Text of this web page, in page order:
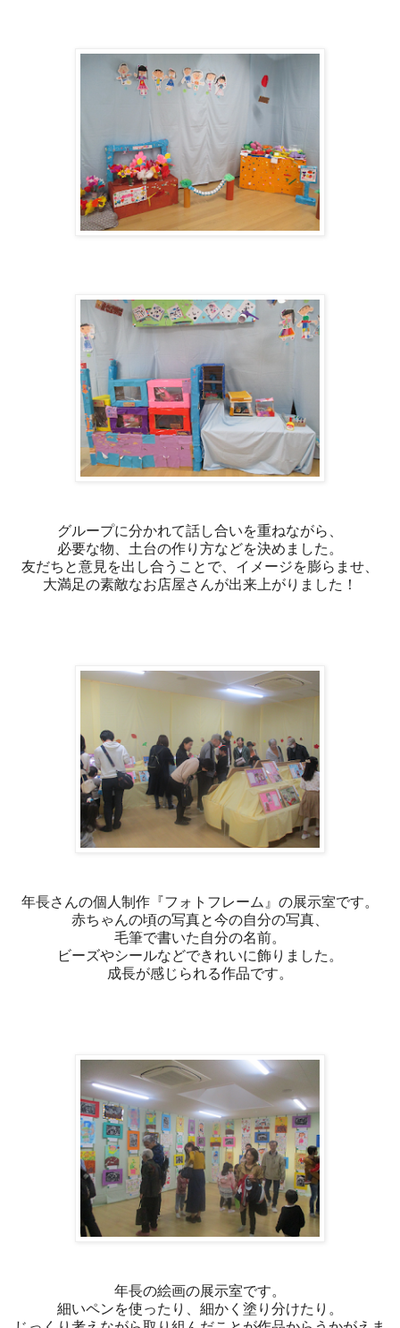
グループに分かれて話し合いを重ねながら、
必要な物、土台の作り方などを決めました。
友だちと意見を出し合うことで、イメージを膨らませ、
大満足の素敵なお店屋さんが出来上がりました！
年長さんの個人制作『フォトフレーム』の展示室です。
赤ちゃんの頃の写真と今の自分の写真、
毛筆で書いた自分の名前。
ビーズやシールなどできれいに飾りました。
成長が感じられる作品です。
年長の絵画の展示室です。
細いペンを使ったり、細かく塗り分けたり。